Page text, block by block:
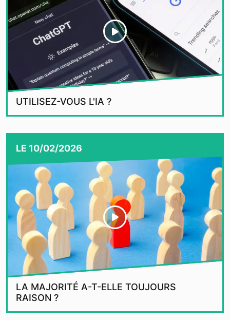
UTILISEZ-VOUS L'IA ?
LE 10/02/2026
LA MAJORITÉ A-T-ELLE TOUJOURS
RAISON ?